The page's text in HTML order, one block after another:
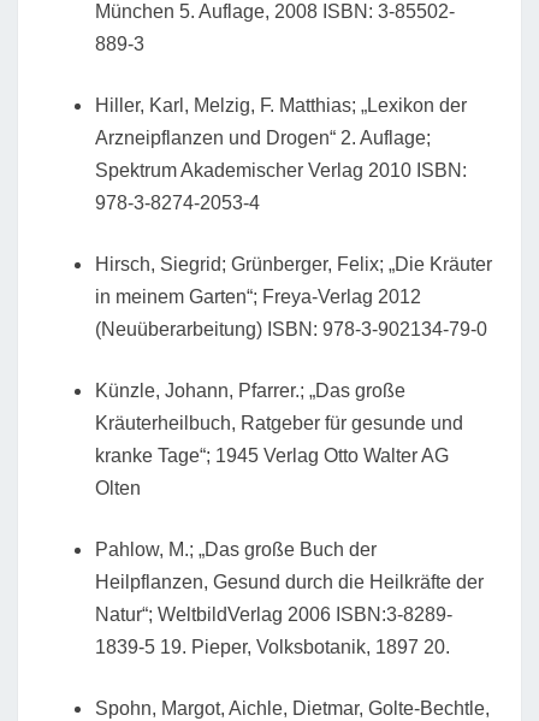
München 5. Auflage, 2008 ISBN: 3-85502-
889-3
Hiller, Karl, Melzig, F. Matthias; „Lexikon der
Arzneipflanzen und Drogen“ 2. Auflage;
Spektrum Akademischer Verlag 2010 ISBN:
978-3-8274-2053-4
Hirsch, Siegrid; Grünberger, Felix; „Die Kräuter
in meinem Garten“; Freya-Verlag 2012
(Neuüberarbeitung) ISBN: 978-3-902134-79-0
Künzle, Johann, Pfarrer.; „Das große
Kräuterheilbuch, Ratgeber für gesunde und
kranke Tage“; 1945 Verlag Otto Walter AG
Olten
Pahlow, M.; „Das große Buch der
Heilpflanzen, Gesund durch die Heilkräfte der
Natur“; WeltbildVerlag 2006 ISBN:3-8289-
1839-5 19. Pieper, Volksbotanik, 1897 20.
Spohn, Margot, Aichle, Dietmar, Golte-Bechtle,